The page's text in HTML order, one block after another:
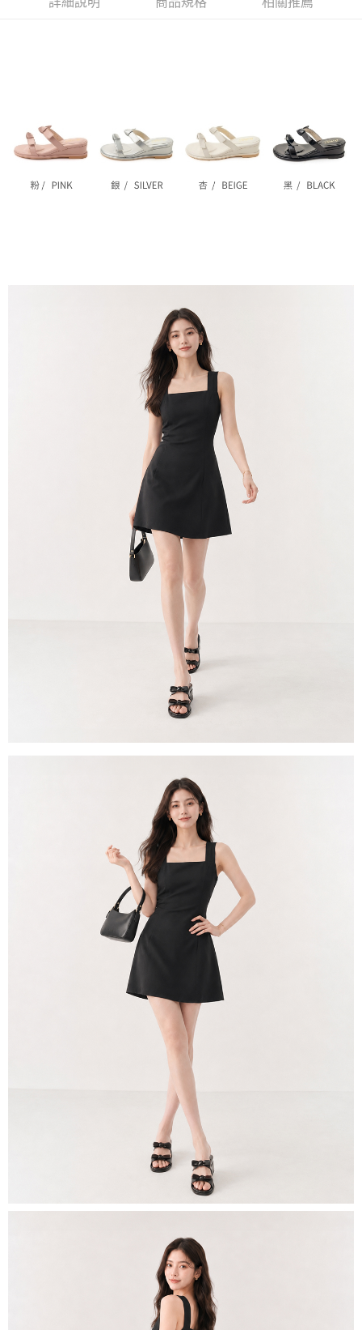
任。
４．使用「AFTEE先享後付」時，將依據個別帳號之用戶狀況，依本公司即
時審查核予不同之上限額度；若仍有額度不足之情形，本公司將視審查結果
請求用戶進行身份認證。
５．嚴禁一人註冊多個帳號或使用他人資訊註冊。若發現惡意使用之情形，
付款後門市自取